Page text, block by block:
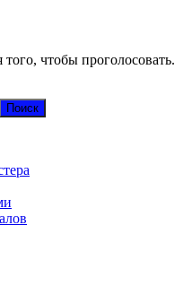
того, чтобы проголосовать.
Поиск